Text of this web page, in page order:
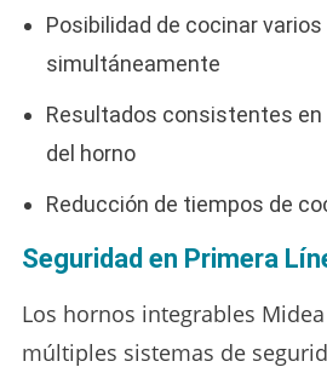
Posibilidad de cocinar
simultáneamente
Resultados consistentes
del horno
Reducción de tiempos de
Seguridad en Primera
Los hornos integrables
múltiples sistemas de